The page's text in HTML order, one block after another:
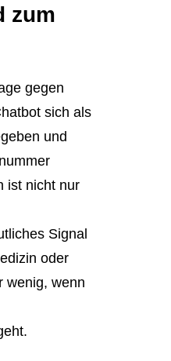
zum
gegen
sich als
und
ist nicht nur
Signal
oder
wenig, wenn